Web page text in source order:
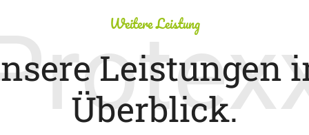
Weitere Leistung
Leistungen
Überblick.